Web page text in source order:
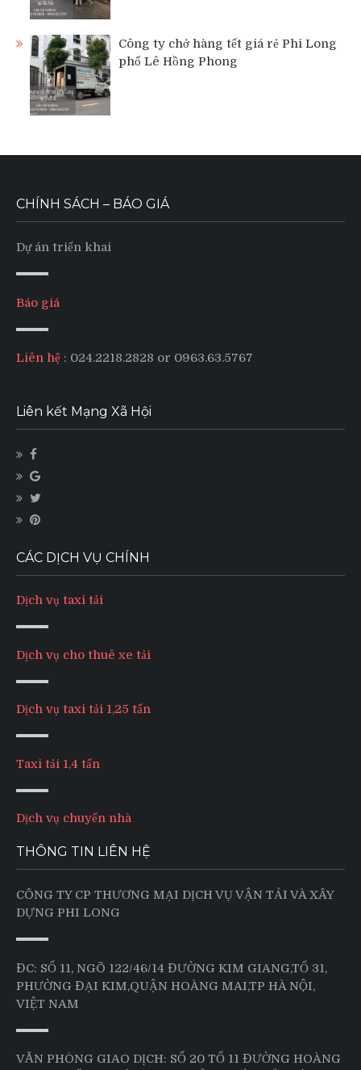
Công ty chở hàng tết giá rẻ Phi Long
phố Lê Hồng Phong
CHÍNH SÁCH – BÁO GIÁ
Dự án triển khai
Báo giá
Liên hệ : 024.2218.2828 or 0963.63.5767
Liên kết Mạng Xã Hội
CÁC DỊCH VỤ CHÍNH
Dịch vụ taxi tải
Dịch vụ cho thuê xe tải
Dịch vụ taxi tải 1,25 tấn
Taxi tải 1,4 tấn
Dịch vụ chuyển nhà
THÔNG TIN LIÊN HỆ
CÔNG TY CP THƯƠNG MẠI DỊCH VỤ VẬN TẢI VÀ XÂY
DỰNG PHI LONG
ĐC: SỐ 11, NGÕ 122/46/14 ĐƯỜNG KIM GIANG,TỔ 31,
PHƯỜNG ĐẠI KIM,QUẬN HOÀNG MAI,TP HÀ NỘI,
VIỆT NAM
VĂN PHÒNG GIAO DỊCH: SỐ 20 TỔ 11 ĐƯỜNG HOÀNG